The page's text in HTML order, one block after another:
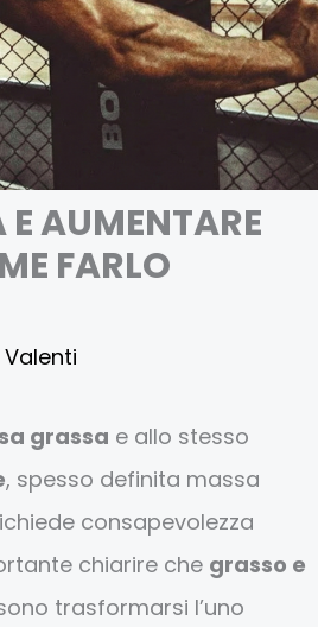
E AUMENTARE
FARLO
Valenti
grassa e allo stesso
, spesso definita massa
consapevolezza
chiarire che grasso e
trasformarsi l’uno